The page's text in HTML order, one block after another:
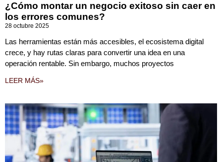
¿Cómo montar un negocio exitoso sin caer en
los errores comunes?
28 octubre 2025
Las herramientas están más accesibles, el ecosistema digital
crece, y hay rutas claras para convertir una idea en una
operación rentable. Sin embargo, muchos proyectos
LEER MÁS»